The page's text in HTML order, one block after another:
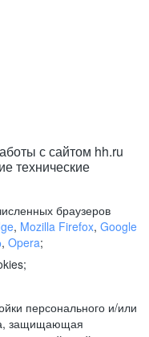
с сайтом hh.ru
технические
браузеров
, Mozilla Firefox, Google
, Opera;
персонального и/или
защищающая